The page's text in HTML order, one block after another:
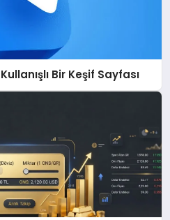
Bir Keşif Sayfası